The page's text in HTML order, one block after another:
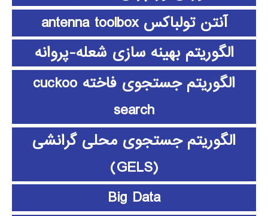
آنتن تولباکس antenna toolbox
الگوریتم بهینه سازی شعله-پروانه
الگوریتم جستجوی فاخته cuckoo
search
الگوریتم جستجوی محلی گرانشی
(GELS)
Big Data